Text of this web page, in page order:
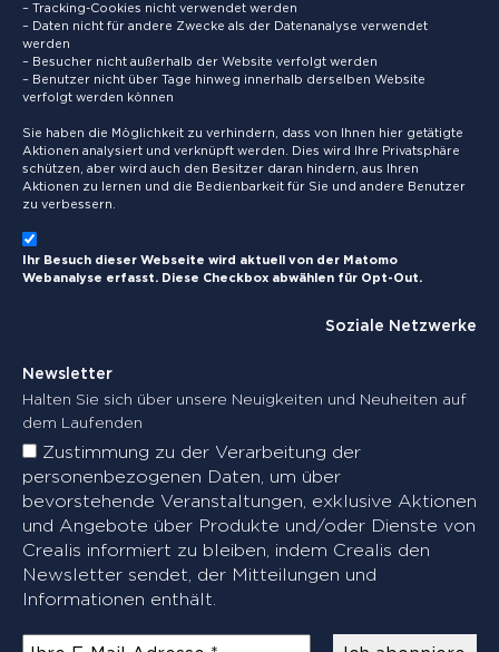
– Tracking-Cookies nicht verwendet werden
– Daten nicht für andere Zwecke als der Datenanalyse verwendet
werden
– Besucher nicht außerhalb der Website verfolgt werden
– Benutzer nicht über Tage hinweg innerhalb derselben Website
verfolgt werden können
Sie haben die Möglichkeit zu verhindern, dass von Ihnen hier getätigte
Aktionen analysiert und verknüpft werden. Dies wird Ihre Privatsphäre
schützen, aber wird auch den Besitzer daran hindern, aus Ihren
Aktionen zu lernen und die Bedienbarkeit für Sie und andere Benutzer
zu verbessern.
Ihr Besuch dieser Webseite wird aktuell von der Matomo
Webanalyse erfasst. Diese Checkbox abwählen für Opt-Out.
Soziale Netzwerke
Newsletter
Halten Sie sich über unsere Neuigkeiten und Neuheiten auf
dem Laufenden
Zustimmung zu der Verarbeitung der
personenbezogenen Daten, um über
bevorstehende Veranstaltungen, exklusive Aktionen
und Angebote über Produkte und/oder Dienste von
Crealis informiert zu bleiben, indem Crealis den
Newsletter sendet, der Mitteilungen und
Informationen enthält.